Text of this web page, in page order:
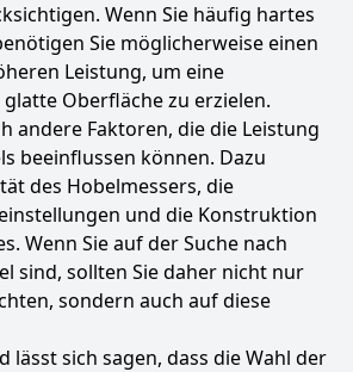
Wenn Sie häufig hartes
Sie möglicherweise einen
Leistung, um eine
Oberfläche zu erzielen.
andere Faktoren, die die Leistung
beeinflussen können. Dazu
des Hobelmessers, die
und die Konstruktion
Wenn Sie auf der Suche nach
sind, sollten Sie daher nicht nur
sondern auch auf diese
lässt sich sagen, dass die Wahl der